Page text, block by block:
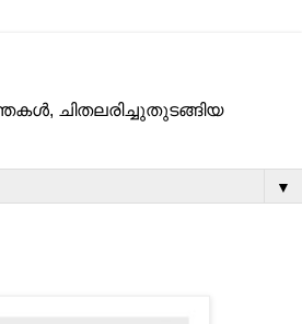
ചിതലരിച്ചുതുടങ്ങിയ
▼